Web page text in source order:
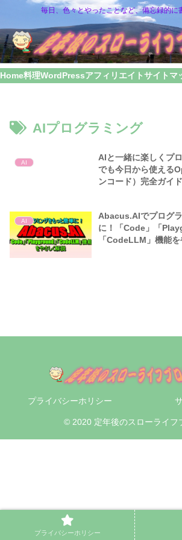
毎日、色々とやったことなど、備忘録的に
Home料理WordPressアフィリエイトサイトマ
AIプログラミング
AI
AIと一緒に楽しくプ
でも今日から使える
ンコード）完全ガイド
AI
Abacus.AIでプログ
に！「Code」「
「CodeLLM」機能
プライバシーホリシー
© 2020 定年後のスローライフ
プライバシーホリシー